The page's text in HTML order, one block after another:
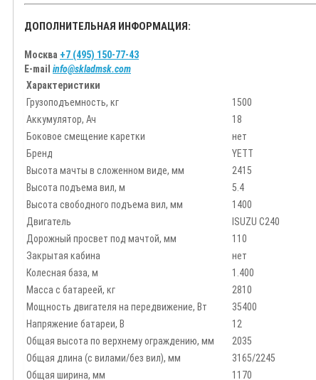
ДОПОЛНИТЕЛЬНАЯ ИНФОРМАЦИЯ:
Москва +7 (495) 150-77-43
E-mail info@skladmsk.com
Характеристики
Грузоподъемность, кг
1500
Аккумулятор, Ач
18
Боковое смещение каретки
нет
Бренд
YETT
Высота мачты в сложенном виде, мм
2415
Высота подъема вил, м
5.4
Высота свободного подъема вил, мм
1400
Двигатель
ISUZU C240
Дорожный просвет под мачтой, мм
110
Закрытая кабина
нет
Колесная база, м
1.400
Масса с батареей, кг
2810
Мощность двигателя на передвижение, Вт
35400
Напряжение батареи, B
12
Общая высота по верхнему ограждению, мм
2035
Общая длина (с вилами/без вил), мм
3165/2245
Общая ширина, мм
1170